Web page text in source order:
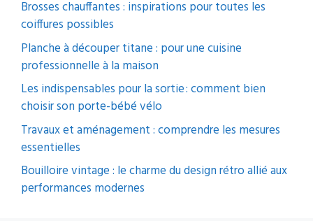
Brosses chauffantes : inspirations pour toutes les
coiffures possibles
Planche à découper titane : pour une cuisine
professionnelle à la maison
Les indispensables pour la sortie : comment bien
choisir son porte-bébé vélo
Travaux et aménagement : comprendre les mesures
essentielles
Bouilloire vintage : le charme du design rétro allié aux
performances modernes